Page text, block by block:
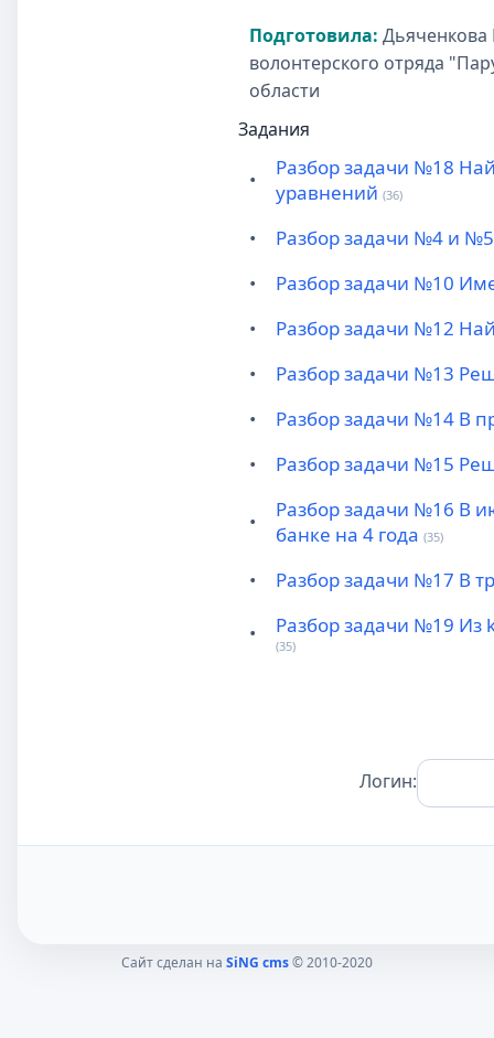
Подготовила: Дьяченкова
волонтерского отряда
области
Задания
•
Разбор задачи №18
уравнений (36)
•
Разбор задачи №4 и №5
•
Разбор задачи №10
•
Разбор задачи №12
•
Разбор задачи №13
•
Разбор задачи №14 В
•
Разбор задачи №15
•
Разбор задачи №16 В
банке на 4 года (35)
• Разбор задачи №17 В
• Разбор задачи №19 Из
(35)
Логин:
Сайт сделан на SiNG cms© 2010-2020